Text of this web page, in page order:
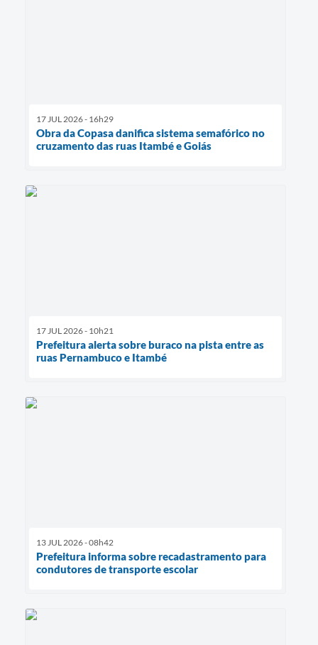
17 JUL 2026 - 16h29
Obra da Copasa danifica sistema semafórico no
cruzamento das ruas Itambé e Goiás
17 JUL 2026 - 10h21
Prefeitura alerta sobre buraco na pista entre as
ruas Pernambuco e Itambé
13 JUL 2026 - 08h42
Prefeitura informa sobre recadastramento para
condutores de transporte escolar